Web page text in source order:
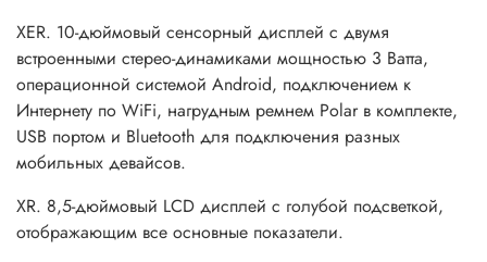
XER. 10-дюймовый сенсорный дисплей с двумя
встроенными стерео-динамиками мощностью 3 Ватта,
операционной системой Android, подключением к
Интернету по WiFi, нагрудным ремнем Polar в комплекте,
USB портом и Bluetooth для подключения разных
мобильных девайсов.
XR. 8,5-дюймовый LCD дисплей с голубой подсветкой,
отображающим все основные показатели.